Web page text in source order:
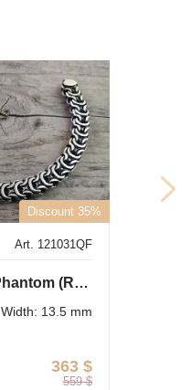
Discount 35%
Art. 121031QF
Men's bracelet "Phantom (Ramses and Double stream)" of sterling silver
Width: 13.5 mm
363 $
559 $